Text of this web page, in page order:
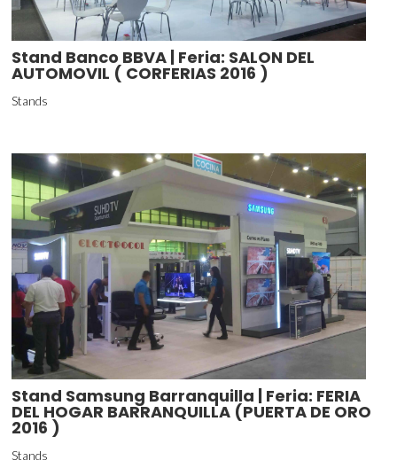
Stand Banco BBVA | Feria: SALON DEL
AUTOMOVIL ( CORFERIAS 2016 )
Stands
Stand Samsung Barranquilla | Feria: FERIA
DEL HOGAR BARRANQUILLA (PUERTA DE ORO
2016 )
Stands